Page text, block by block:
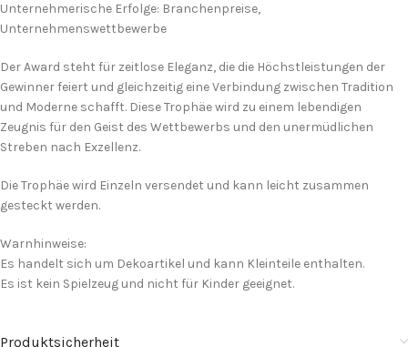
Unternehmerische Erfolge: Branchenpreise,
Unternehmenswettbewerbe
Der Award steht für zeitlose Eleganz, die die Höchstleistungen der
Gewinner feiert und gleichzeitig eine Verbindung zwischen Tradition
und Moderne schafft. Diese Trophäe wird zu einem lebendigen
Zeugnis für den Geist des Wettbewerbs und den unermüdlichen
Streben nach Exzellenz.
Die Trophäe wird Einzeln versendet und kann leicht zusammen
gesteckt werden.
Warnhinweise:
Es handelt sich um Dekoartikel und kann Kleinteile enthalten.
Es ist kein Spielzeug und nicht für Kinder geeignet.
Produktsicherheit